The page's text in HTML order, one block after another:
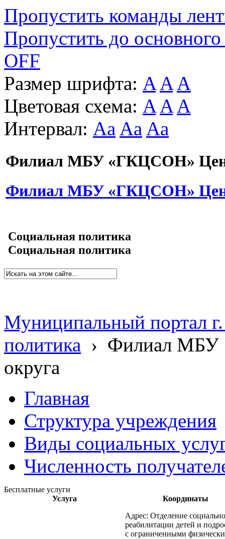
Пропустить команды
Пропустить до основного
OFF
Размер шрифта: A A A
Цветовая схема: A A A
Интервал: Aa Aa Aa
Филиал МБУ «ГКЦСОН»
Филиал МБУ «ГКЦСОН»
Социальная политика
Социальная политика
Муниципальный портал
политика › Филиал МБУ
округа
Главная
Структура учреждения
Виды социальных
Численность
Бесплатные услуги
Услуга
Координаты
Адрес: Отделение
реабилитации детей и
с ограниченными